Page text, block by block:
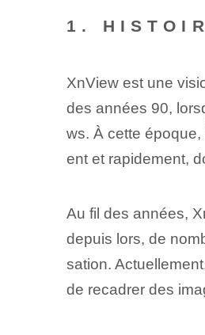
1.
XnView est une
des années 90,
ws. À cette
ent et rapidement,
Au fil des années,
depuis lors, de
sation.
de recadrer des